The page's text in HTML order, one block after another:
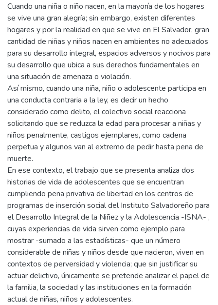
Cuando una niña o niño nacen, en la mayoría de los hogares
se vive una gran alegría; sin embargo, existen diferentes
hogares y por la realidad en que se vive en El Salvador, gran
cantidad de niñas y niños nacen en ambientes no adecuados
para su desarrollo integral, espacios adversos y nocivos para
su desarrollo que ubica a sus derechos fundamentales en
una situación de amenaza o violación.
Así mismo, cuando una niña, niño o adolescente participa en
una conducta contraria a la ley, es decir un hecho
considerado como delito, el colectivo social reacciona
solicitando que se reduzca la edad para procesar a niñas y
niños penalmente, castigos ejemplares, como cadena
perpetua y algunos van al extremo de pedir hasta pena de
muerte.
En ese contexto, el trabajo que se presenta analiza dos
historias de vida de adolescentes que se encuentran
cumpliendo pena privativa de libertad en los centros de
programas de inserción social del Instituto Salvadoreño para
el Desarrollo Integral de la Niñez y la Adolescencia -ISNA- ,
cuyas experiencias de vida sirven como ejemplo para
mostrar -sumado a las estadísticas- que un número
considerable de niñas y niños desde que nacieron, viven en
contextos de perversidad y violencia; que sin justificar su
actuar delictivo, únicamente se pretende analizar el papel de
la familia, la sociedad y las instituciones en la formación
actual de niñas, niños y adolescentes.